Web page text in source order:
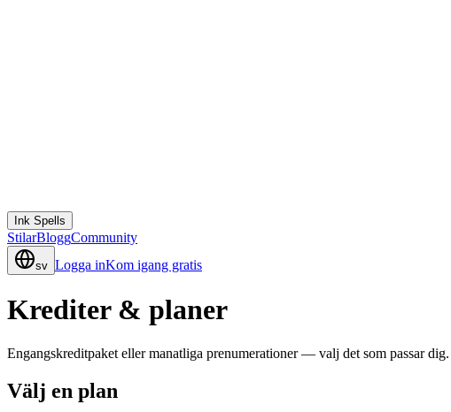
Ink Spells
StilarBloggCommunity
sv Logga inKom igang gratis
Krediter & planer
Engangskreditpaket eller manatliga prenumerationer — valj det som passar dig.
Välj en plan